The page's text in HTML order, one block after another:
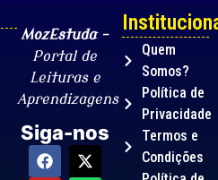
MozEstuda–
Portal de
Leituras e
Aprendizagens
Siga-nos
Quem
Somos?
Política de
Privacidade
Termos e
Condições